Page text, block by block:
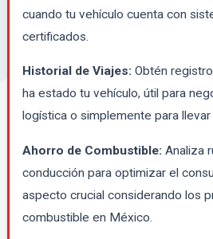
cuando tu vehículo cuenta con
certificados.
Historial de Viajes: Obtén
ha estado tu vehículo, útil para
logística o simplemente para
Ahorro de Combustible: Analiza
conducción para optimizar el
aspecto crucial considerando los
combustible en México.